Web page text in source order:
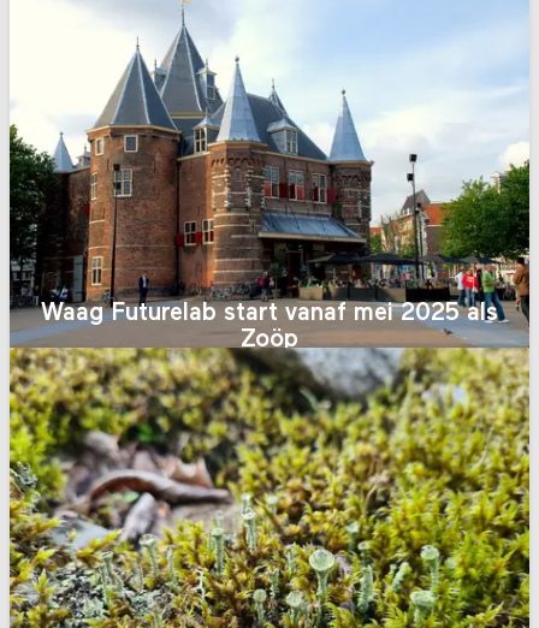
Waag Futurelab start vanaf mei 2025 als
Zoöp